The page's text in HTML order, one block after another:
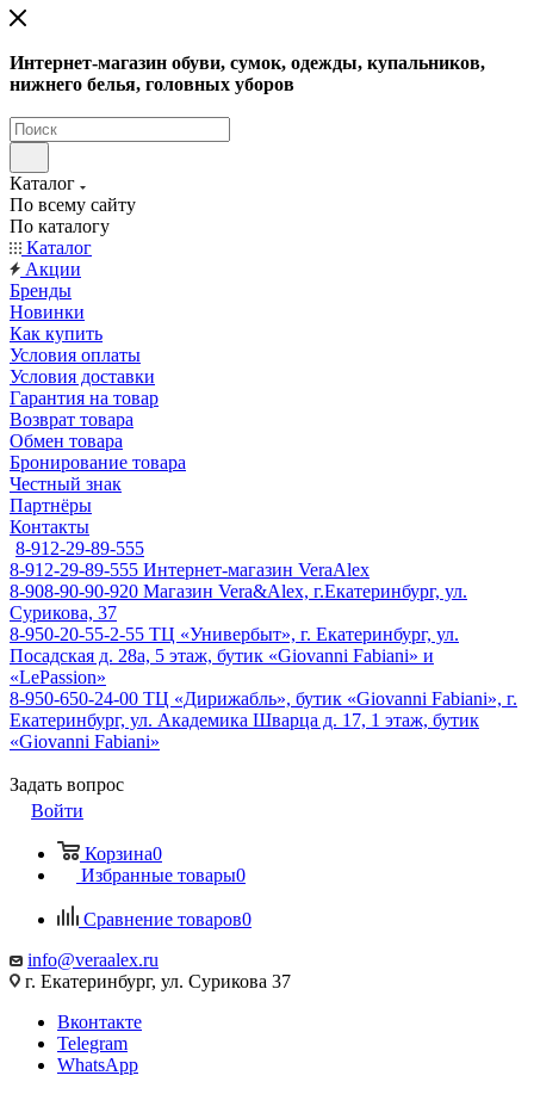
Интернет-магазин обуви, сумок, одежды, купальников,
нижнего белья, головных уборов
Каталог
По всему сайту
По каталогу
Каталог
Акции
Бренды
Новинки
Как купить
Условия оплаты
Условия доставки
Гарантия на товар
Возврат товара
Обмен товара
Бронирование товара
Честный знак
Партнёры
Контакты
8-912-29-89-555
8-912-29-89-555 Интернет-магазин VeraAlex
8-908-90-90-920 Магазин Vera&Alex, г.Екатеринбург, ул.
Сурикова, 37
8-950-20-55-2-55 ТЦ «Универбыт», г. Екатеринбург, ул.
Посадская д. 28а, 5 этаж, бутик «Giovanni Fabiani» и
«LePassion»
8-950-650-24-00 ТЦ «Дирижабль», бутик «Giovanni Fabiani», г.
Екатеринбург, ул. Академика Шварца д. 17, 1 этаж, бутик
«Giovanni Fabiani»
Задать вопрос
Войти
Корзина0
Избранные товары0
Сравнение товаров0
info@veraalex.ru
г. Екатеринбург, ул. Сурикова 37
Вконтакте
Telegram
WhatsApp